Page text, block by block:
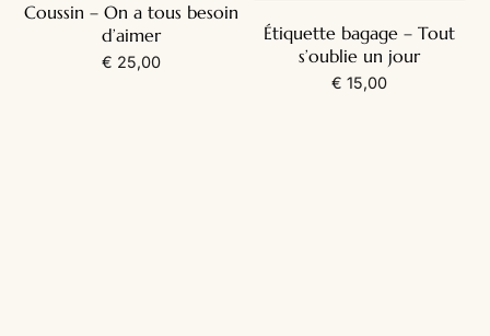
Coussin – On a tous besoin
d’aimer
€ 25,00
Étiquette bagage – Tout
s’oublie un jour
€ 15,00